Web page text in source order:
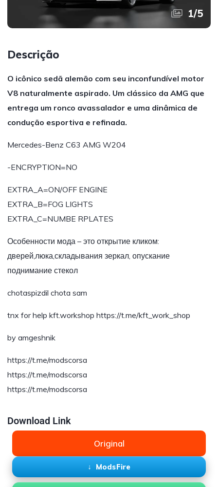
1/5
Descrição
O icônico sedã alemão com seu inconfundível motor
V8 naturalmente aspirado. Um clássico da AMG que
entrega um ronco avassalador e uma dinâmica de
condução esportiva e refinada.
Mercedes-Benz C63 AMG W204
-ENCRYPTION=NO
EXTRA_A=ON/OFF ENGINE
EXTRA_B=FOG LIGHTS
EXTRA_C=NUMBE RPLATES
Особенности мода – это открытие кликом:
дверей,люка,складывания зеркал, опускание
поднимание стекол
chotaspizdil chota sam
tnx for help kft.workshop https://t.me/kft_work_shop
by amgeshnik
https://t.me/modscorsa
https://t.me/modscorsa
https://t.me/modscorsa
Download Link
Original
ModsFire